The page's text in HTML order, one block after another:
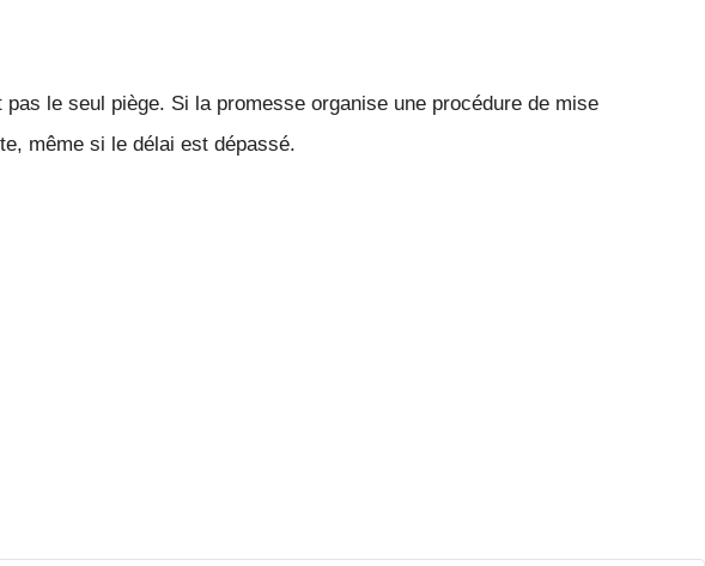
le seul piège. Si la promesse organise une procédure de mise
même si le délai est dépassé.